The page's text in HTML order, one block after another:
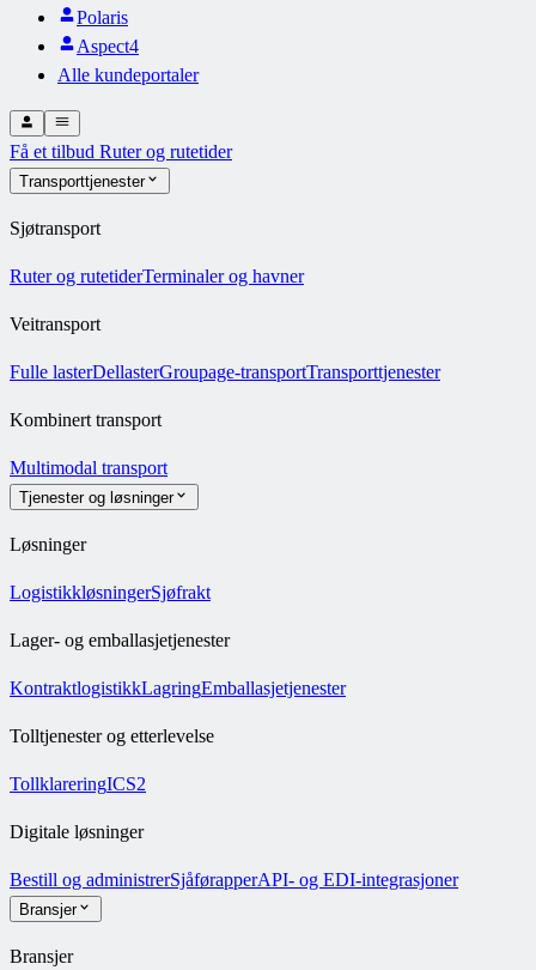
Polaris
Aspect4
Alle kundeportaler
Få et tilbud Ruter og rutetider
Transporttjenester
Sjøtransport
Ruter og rutetiderTerminaler og havner
Veitransport
Fulle lasterDellasterGroupage-transportTransporttjenester
Kombinert transport
Multimodal transport
Tjenester og løsninger
Løsninger
LogistikkløsningerSjøfrakt
Lager- og emballasjetjenester
KontraktlogistikkLagringEmballasjetjenester
Tolltjenester og etterlevelse
TollklareringICS2
Digitale løsninger
Bestill og administrerSjåførapperAPI- og EDI-integrasjoner
Bransjer
Bransjer